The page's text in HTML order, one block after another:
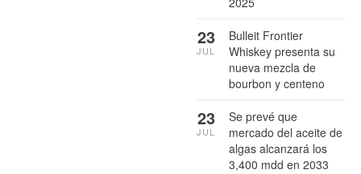
Bulleit Frontier
Whiskey presenta su
nueva mezcla de
bourbon y centeno
23
JUL
Se prevé que
mercado del aceite de
algas alcanzará los
3,400 mdd en 2033
23
JUL